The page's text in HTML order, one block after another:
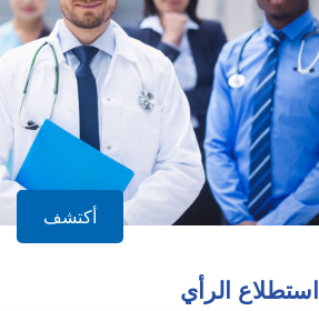
أكتشف
استطلاع الرأي